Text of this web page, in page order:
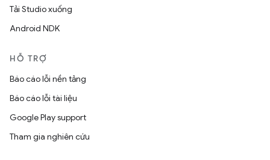
Tải Studio xuống
Android NDK
HỖ TRỢ
Báo cáo lỗi nền tảng
Báo cáo lỗi tài liệu
Google Play support
Tham gia nghiên cứu